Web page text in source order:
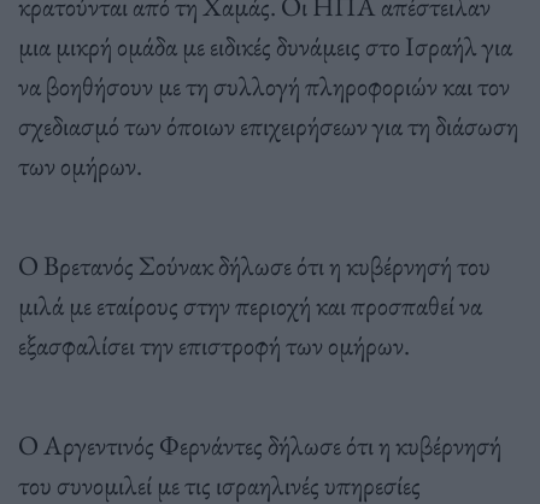
μια μικρή ομάδα με ειδικές δυνάμεις στο Ισραήλ για
να βοηθήσουν με τη συλλογή πληροφοριών και τον
σχεδιασμό των όποιων επιχειρήσεων για τη διάσωση
των ομήρων.
Ο Βρετανός Σούνακ δήλωσε ότι η κυβέρνησή του
μιλά με εταίρους στην περιοχή και προσπαθεί να
εξασφαλίσει την επιστροφή των ομήρων.
Ο Αργεντινός Φερνάντες δήλωσε ότι η κυβέρνησή
του συνομιλεί με τις ισραηλινές υπηρεσίες